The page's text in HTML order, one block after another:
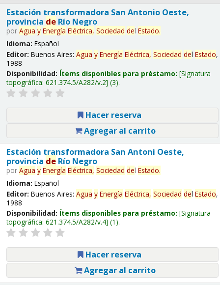
Estación transformadora San Antonio Oeste,
provincia deRío Negro
por Agua y Energía Eléctrica, Sociedad del Estado.
Idioma: Español
Editor: Buenos Aires: Agua y Energía Eléctrica, Sociedad del Estado,
1988
Disponibilidad: Ítems disponibles para préstamo: Signatura
topográfica: 621.374.5/A282/v.2 (3).
Hacer reserva
Agregar al carrito
Estación transformadora San Antoni Oeste,
provincia deRío Negro
por Agua y Energía Eléctrica, Sociedad del Estado.
Idioma: Español
Editor: Buenos Aires: Agua y Energía Eléctrica, Sociedad del Estado,
1988
Disponibilidad: Ítems disponibles para préstamo: Signatura
topográfica: 621.374.5/A282/v.4 (1).
Hacer reserva
Agregar al carrito